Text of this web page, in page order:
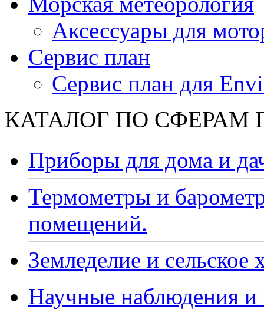
Аксессуары для
Сервис план
Сервис план для
КАТАЛОГ ПО СФЕРАМ
Приборы для дома и
Термометры и
помещений.
Земледелие и сельское
Научные наблюдения и